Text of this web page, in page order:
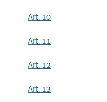
Art. 10
Art. 11
Art. 12
Art. 13